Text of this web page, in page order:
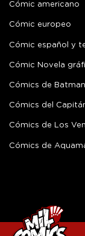
Cómic americano
Cómic europeo
Cómic español y
Cómic Novela
Cómics de Batman
Cómics del
Cómics de Los
Cómics de